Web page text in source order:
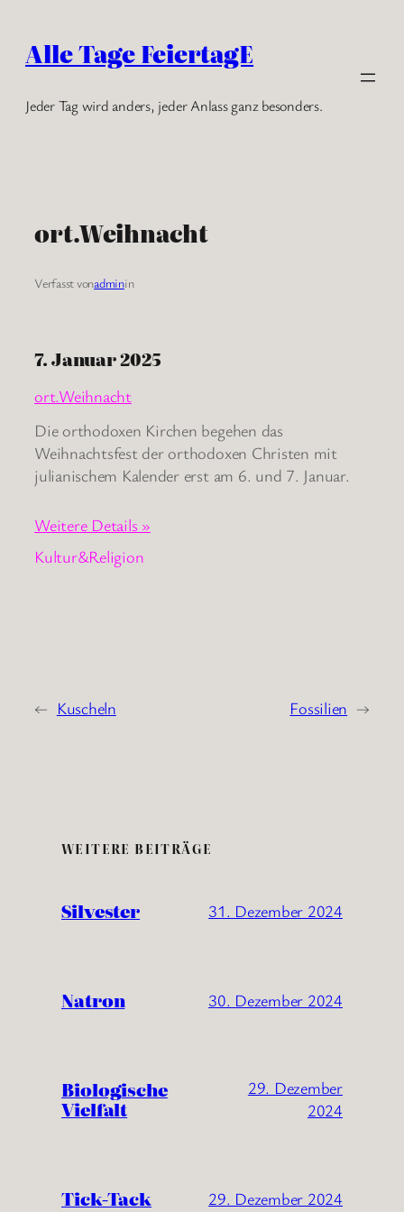
Inhalt
springen
Alle Tage FeiertagE
Jeder Tag wird anders, jeder Anlass ganz besonders.
ort.Weihnacht
Verfasst vonadminin
7. Januar 2025
ort.Weihnacht
Die orthodoxen Kirchen begehen das
Weihnachtsfest der orthodoxen Christen mit
julianischem Kalender erst am 6. und 7. Januar.
Weitere Details »
Kultur&Religion
← Kuscheln Fossilien →
WEITERE BEITRÄGE
Silvester 31. Dezember 2024
Natron 30. Dezember 2024
Biologische
Vielfalt
29. Dezember
2024
Tick-Tack 29. Dezember 2024